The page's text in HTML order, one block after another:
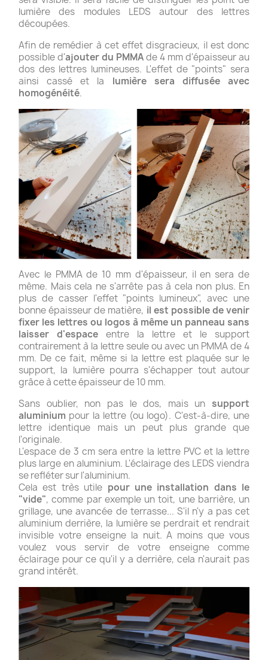
lumière des modules LEDS autour des lettres
découpées.
Afin de remédier à cet effet disgracieux, il est donc
possible d'ajouter du PMMAde 4 mm d'épaisseur au
dos des lettres lumineuses. L'effet de "points" sera
ainsi cassé et la lumière sera diffusée avec
homogénéité.
Avec le PMMA de 10 mm d'épaisseur, il en sera de
même. Mais cela ne s'arrête pas à cela non plus. En
plus de casser l'effet "points lumineux", avec une
bonne épaisseur de matière, il est possible de venir
fixer les lettres ou logos à même un panneau sans
laisser d'espace entre la lettre et le support
contrairement à la lettre seule ou avec un PMMA de 4
mm. De ce fait, même si la lettre est plaquée sur le
support, la lumière pourra s'échapper tout autour
grâce à cette épaisseur de 10 mm.
Sans oublier, non pas le dos, mais un support
aluminium pour la lettre (ou logo). C'est-à-dire, une
lettre identique mais un peut plus grande que
l'originale.
L'espace de 3 cm sera entre la lettre PVC et la lettre
plus large en aluminium. L'éclairage des LEDS viendra
se refléter sur l'aluminium.
Cela est très utile pour une installation dans le
"vide", comme par exemple un toit, une barrière, un
grillage, une avancée de terrasse... S'il n'y a pas cet
aluminium derrière, la lumière se perdrait et rendrait
invisible votre enseigne la nuit. A moins que vous
voulez vous servir de votre enseigne comme
éclairage pour ce qu'il y a derrière, cela n'aurait pas
grand intérêt.